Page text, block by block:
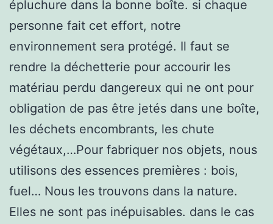
épluchure dans la bonne boîte. si chaque
personne fait cet effort, notre
environnement sera protégé. Il faut se
rendre la déchetterie pour accourir les
matériau perdu dangereux qui ne ont pour
obligation de pas être jetés dans une boîte,
les déchets encombrants, les chute
végétaux,…Pour fabriquer nos objets, nous
utilisons des essences premières : bois,
fuel… Nous les trouvons dans la nature.
Elles ne sont pas inépuisables. dans le cas